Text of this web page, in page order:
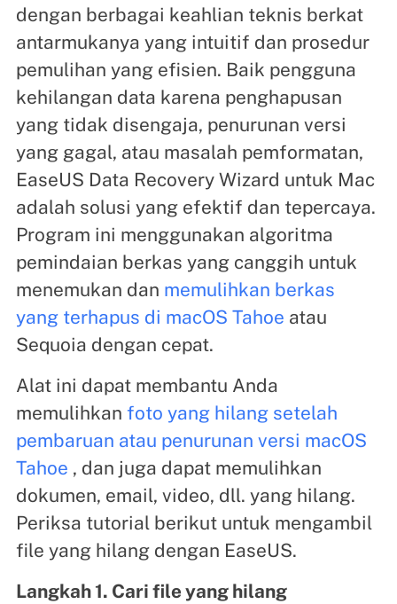
dengan berbagai keahlian teknis berkat
antarmukanya yang intuitif dan prosedur
pemulihan yang efisien. Baik pengguna
kehilangan data karena penghapusan
yang tidak disengaja, penurunan versi
yang gagal, atau masalah pemformatan,
EaseUS Data Recovery Wizard untuk Mac
adalah solusi yang efektif dan tepercaya.
Program ini menggunakan algoritma
pemindaian berkas yang canggih untuk
menemukan dan memulihkan berkas
yang terhapus di macOS Tahoe atau
Sequoia dengan cepat.
Alat ini dapat membantu Anda
memulihkan foto yang hilang setelah
pembaruan atau penurunan versi macOS
Tahoe , dan juga dapat memulihkan
dokumen, email, video, dll. yang hilang.
Periksa tutorial berikut untuk mengambil
file yang hilang dengan EaseUS.
Langkah 1. Cari file yang hilang